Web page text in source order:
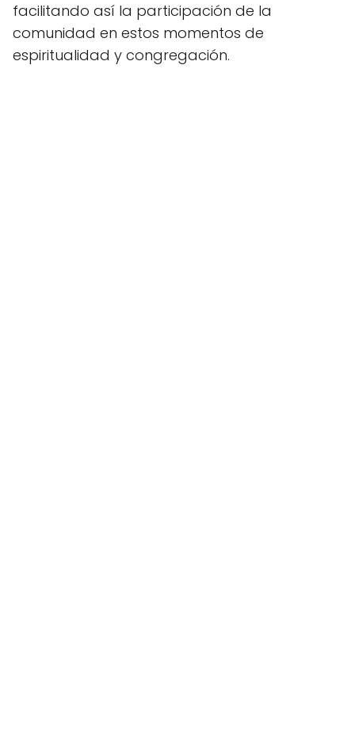
facilitando así la participación de la
comunidad en estos momentos de
espiritualidad y congregación.